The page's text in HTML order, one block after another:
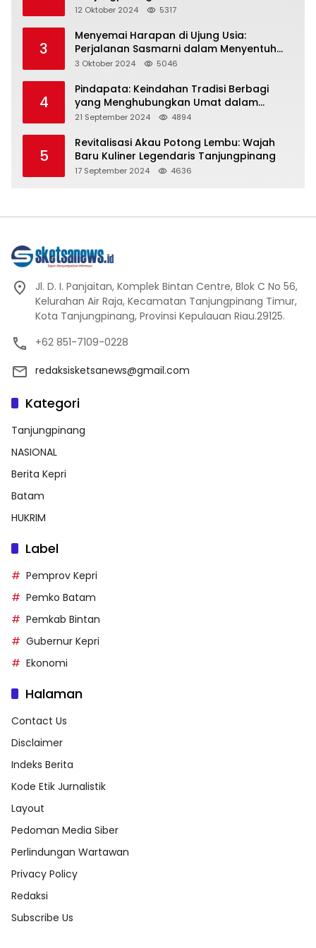
Representasi
12 Oktober 2024 5317
3
Menyemai Harapan di Ujung Usia:
Perjalanan Sasmarni dalam Menyentuh
Hati dan Jiwa
3 Oktober 2024 5046
4
Pindapata: Keindahan Tradisi Berbagi
yang Menghubungkan Umat dalam
Spiritualitas dan Kebersamaan dalam
21 September 2024 4894
5
Revitalisasi Akau Potong Lembu: Wajah
Baru Kuliner Legendaris Tanjungpinang
17 September 2024 4636
Jl. D. I. Panjaitan, Komplek Bintan Centre, Blok C No 56,
Kelurahan Air Raja, Kecamatan Tanjungpinang Timur,
Kota Tanjungpinang, Provinsi Kepulauan Riau.29125.
+62 851-7109-0228
redaksisketsanews@gmail.com
Kategori
Tanjungpinang
NASIONAL
Berita Kepri
Batam
HUKRIM
Label
Pemprov Kepri
Pemko Batam
Pemkab Bintan
Gubernur Kepri
Ekonomi
Halaman
Contact Us
Disclaimer
Indeks Berita
Kode Etik Jurnalistik
Layout
Pedoman Media Siber
Perlindungan Wartawan
Privacy Policy
Redaksi
Subscribe Us